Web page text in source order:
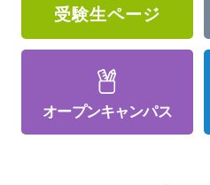
受験生ページ
オープンキャンパス